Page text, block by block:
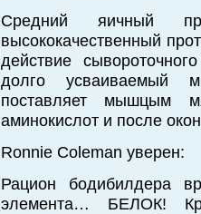
Средний яичный
высококачественный
действие
долго усваиваемый
поставляет мышцым
аминокислот и после
Ronnie Coleman уверен:
Рацион бодибилдера
элемента… БЕЛОК!